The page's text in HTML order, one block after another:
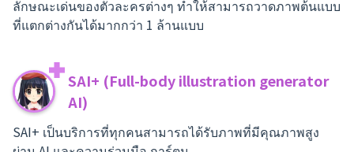
ลักษณะเด่นของตัวละครต่างๆ ทำให้สามารถวาดภาพต้นแบบ
ที่แตกต่างกันได้มากกว่า 1 ล้านแบบ
SAI+ (Full-body illustration generator
AI)
SAI+ เป็นบริการที่ทุกคนสามารถได้รับภาพที่มีคุณภาพสูง